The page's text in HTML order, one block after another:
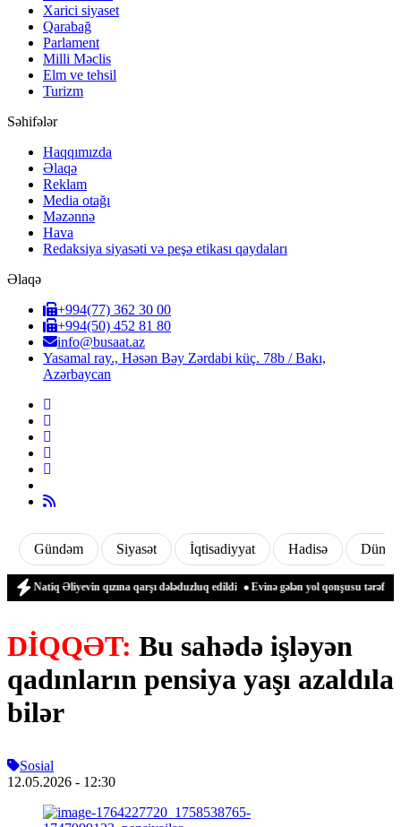
Xarici siyaset
Qarabağ
Parlament
Milli Məclis
Elm ve tehsil
Turizm
Səhifələr
Haqqımızda
Əlaqə
Reklam
Media otağı
Məzənnə
Hava
Redaksiya siyasəti və peşə etikası qaydaları
Əlaqə
+994(77) 362 30 00
+994(50) 452 81 80
info@busaat.az
Yasamal ray., Həsən Bəy Zərdabi küç. 78b / Bakı,
Azərbaycan
Gündəm Siyasət İqtisadiyyat Hadisə Dünya
Əliyevin qızına qarşı dələduzluq edildi Evinə gələn yol qonşusu tərəfindən
DİQQƏT: Bu sahədə işləyən
qadınların pensiya yaşı azaldıla
bilər
Sosial
12.05.2026 - 12:30